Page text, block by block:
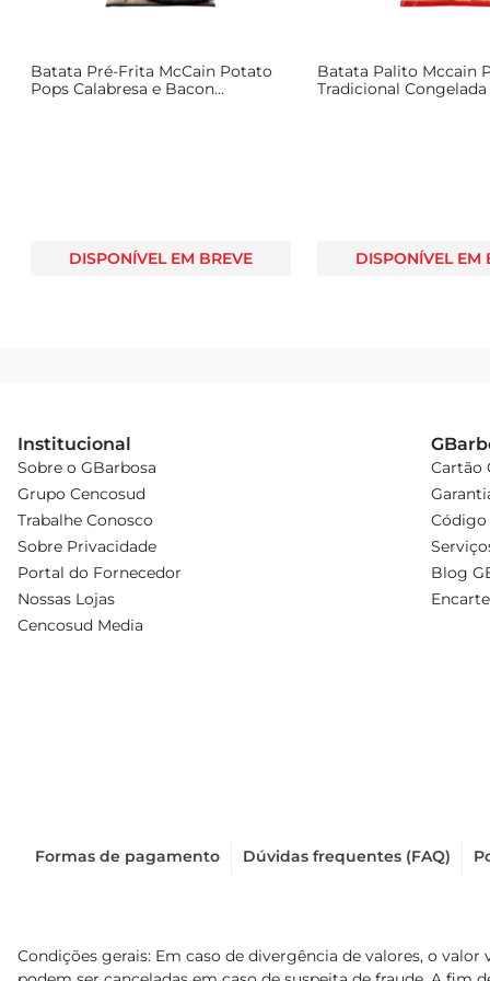
Batata Pré-Frita McCain Potato
Pops Calabresa e Bacon
DISPONÍVEL EM BREVE
Batata Palito Mccain
Tradicional
DISPONÍVEL EM
Institucional
Sobre o GBarbosa
Grupo Cencosud
Trabalhe Conosco
Sobre Privacidade
Portal do Fornecedor
Nossas Lojas
Cencosud Media
Cartão
Código
Blog
Formas de pagamento Dúvidas frequentes (FAQ)
Condições gerais: Em caso de divergência de valores, o